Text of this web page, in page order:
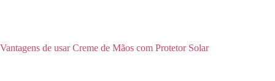
Vantagens de usar Creme de Mãos com Protetor Solar